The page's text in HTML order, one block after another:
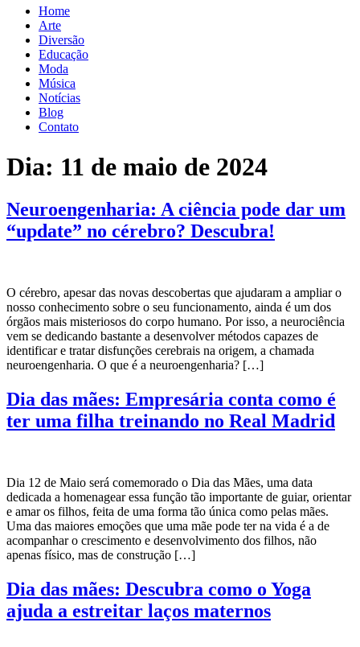
Home
Arte
Diversão
Educação
Moda
Música
Notícias
Blog
Contato
Dia: 11 de maio de 2024
Neuroengenharia: A ciência pode dar um
“update” no cérebro? Descubra!
O cérebro, apesar das novas descobertas que ajudaram a ampliar o
nosso conhecimento sobre o seu funcionamento, ainda é um dos
órgãos mais misteriosos do corpo humano. Por isso, a neurociência
vem se dedicando bastante a desenvolver métodos capazes de
identificar e tratar disfunções cerebrais na origem, a chamada
neuroengenharia. O que é a neuroengenharia? […]
Dia das mães: Empresária conta como é
ter uma filha treinando no Real Madrid
Dia 12 de Maio será comemorado o Dia das Mães, uma data
dedicada a homenagear essa função tão importante de guiar, orientar
e amar os filhos, feita de uma forma tão única como pelas mães.
Uma das maiores emoções que uma mãe pode ter na vida é a de
acompanhar o crescimento e desenvolvimento dos filhos, não
apenas físico, mas de construção […]
Dia das mães: Descubra como o Yoga
ajuda a estreitar laços maternos